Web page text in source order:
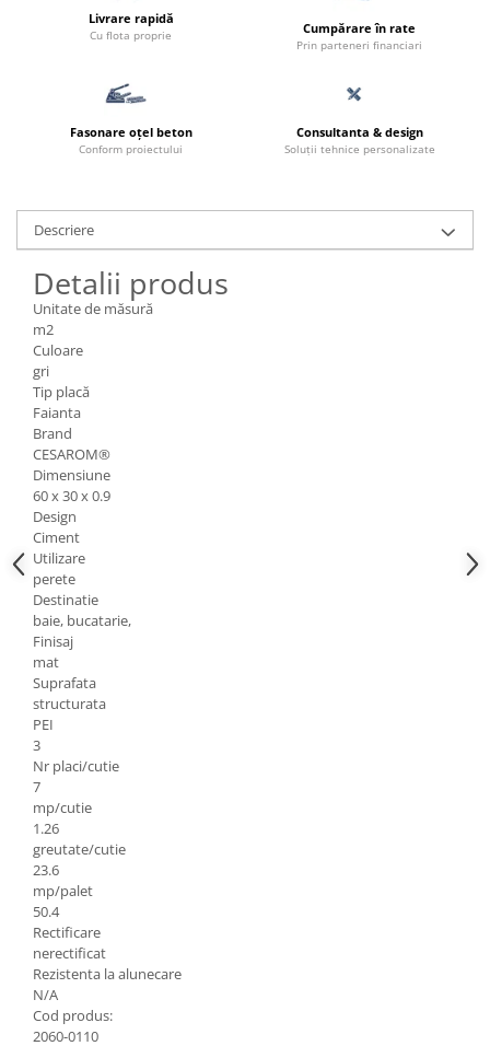
Vopsea lavabila pentru interior
vopsele si lacuri
Borduri
Boltari finisati
Bordura piscina
Capace de gard
Contratreapta
Delimitari
Elemente gard
Jardiniere
Mobilier modular
Pas Japonez
Pervaz geam piatra compozita
Placi ceramice de exterior
Produse auxiliare
Rigole
Trepte
Gresie si faianta
Faianta
Gresie
Piatra decorativa
Accesorii distribuitoare
Acoperis
Accesorii tigla/tabla
Tabla cutata
Tigla ceramica
Tigla metalica
Amenajari interioare
Livrare rapidă
Cu flota proprie Cumpărare în rate
Prin parteneri financiari
Fasonare oțel beton
Conform proiectului
Consultanta & design
Soluții tehnice personalizate
Descriere
Detalii produs
Unitate de măsură
m2
Culoare
gri
Tip placă
Faianta
Brand
CESAROM®
Dimensiune
60 x 30 x 0.9
Design
Ciment
Utilizare
perete
Destinatie
baie, bucatarie,
Finisaj
mat
Suprafata
structurata
PEI
3
Nr placi/cutie
7
mp/cutie
1.26
greutate/cutie
23.6
mp/palet
50.4
Rectificare
nerectificat
Rezistenta la alunecare
N/A
Cod produs:
2060-0110